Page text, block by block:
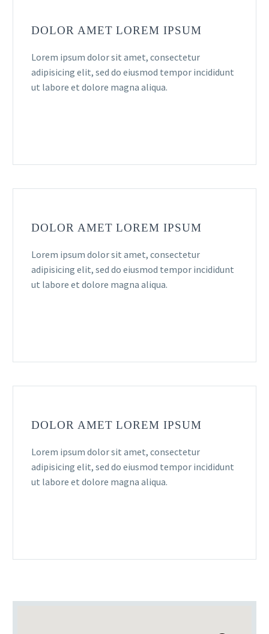
DOLOR AMET LOREM IPSUM
Lorem ipsum dolor sit amet, consectetur
adipisicing elit, sed do eiusmod tempor incididunt
ut labore et dolore magna aliqua.
DOLOR AMET LOREM IPSUM
Lorem ipsum dolor sit amet, consectetur
adipisicing elit, sed do eiusmod tempor incididunt
ut labore et dolore magna aliqua.
DOLOR AMET LOREM IPSUM
Lorem ipsum dolor sit amet, consectetur
adipisicing elit, sed do eiusmod tempor incididunt
ut labore et dolore magna aliqua.